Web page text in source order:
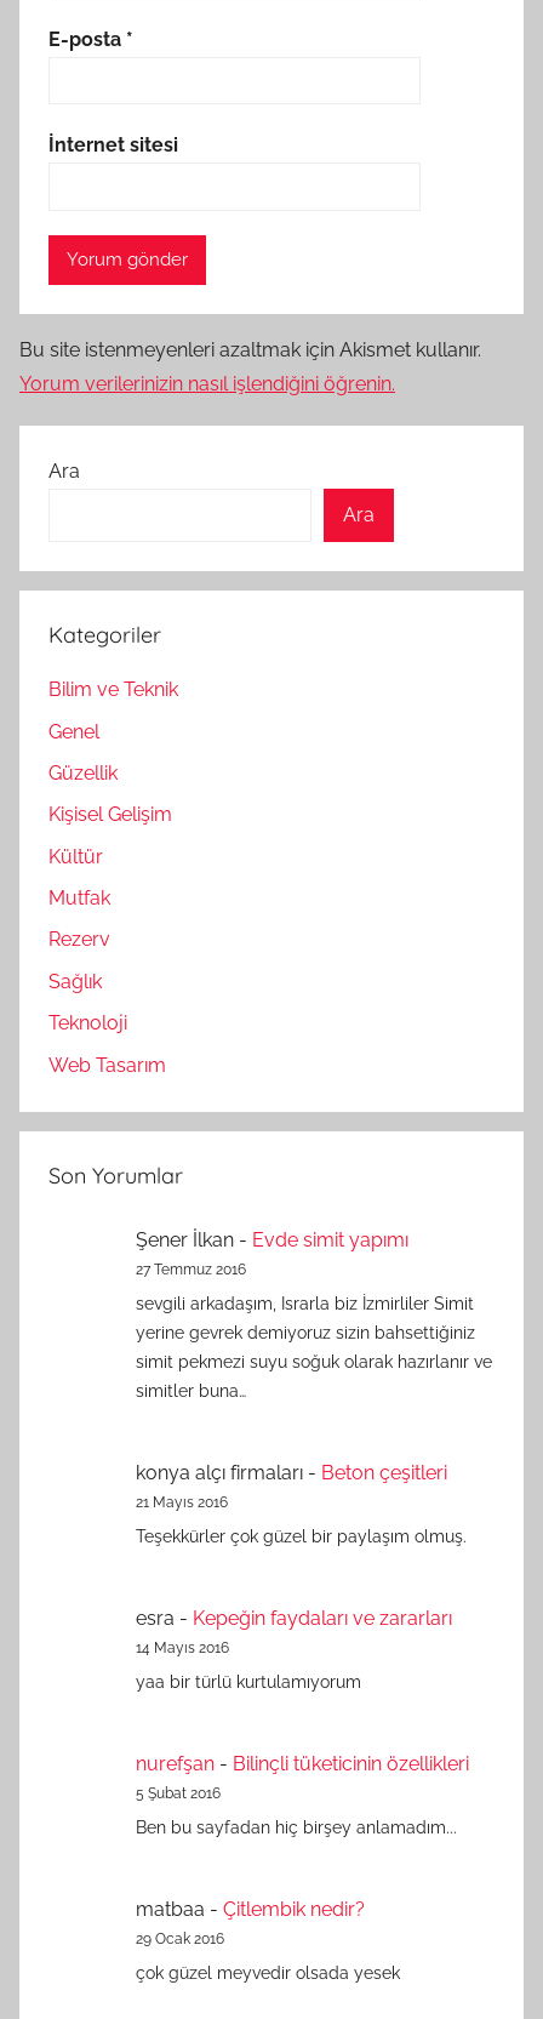
E-posta *
İnternet sitesi
Bu site istenmeyenleri azaltmak için Akismet kullanır.
Yorum verilerinizin nasıl işlendiğini öğrenin.
Ara
Ara
Kategoriler
Bilim ve Teknik
Genel
Güzellik
Kişisel Gelişim
Kültür
Mutfak
Rezerv
Sağlık
Teknoloji
Web Tasarım
Son Yorumlar
Şener İlkan - Evde simit yapımı
27 Temmuz 2016
sevgili arkadaşım, Israrla biz İzmirliler Simit
yerine gevrek demiyoruz sizin bahsettiğiniz
simit pekmezi suyu soğuk olarak hazırlanır ve
simitler buna…
konya alçı firmaları - Beton çeşitleri
21 Mayıs 2016
Teşekkürler çok güzel bir paylaşım olmuş.
esra - Kepeğin faydaları ve zararları
14 Mayıs 2016
yaa bir türlü kurtulamıyorum
nurefşan - Bilinçli tüketicinin özellikleri
5 Şubat 2016
Ben bu sayfadan hiç birşey anlamadım...
matbaa - Çitlembik nedir?
29 Ocak 2016
çok güzel meyvedir olsada yesek